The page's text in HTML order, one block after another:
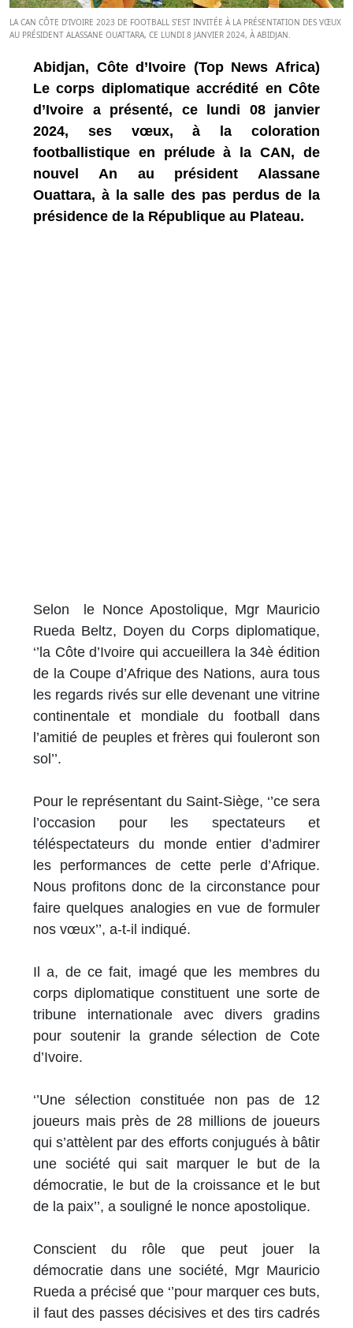
LA CAN CÔTE D’IVOIRE 2023 DE FOOTBALL S’EST INVITÉE À LA PRÉSENTATION DES VŒUX
AU PRÉSIDENT ALASSANE OUATTARA, CE LUNDI 8 JANVIER 2024, À ABIDJAN.
Abidjan, Côte d’Ivoire (Top News Africa)
Le corps diplomatique accrédité en Côte
d’Ivoire a présenté, ce lundi 08 janvier
2024, ses vœux, à la coloration
footballistique en prélude à la CAN, de
nouvel An au président Alassane
Ouattara, à la salle des pas perdus de la
présidence de la République au Plateau.
Selon le Nonce Apostolique, Mgr Mauricio
Rueda Beltz, Doyen du Corps diplomatique,
‘’la Côte d’Ivoire qui accueillera la 34è édition
de la Coupe d’Afrique des Nations, aura tous
les regards rivés sur elle devenant une vitrine
continentale et mondiale du football dans
l’amitié de peuples et frères qui fouleront son
sol’’.
Pour le représentant du Saint-Siège, ‘’ce sera
l’occasion pour les spectateurs et
téléspectateurs du monde entier d’admirer
les performances de cette perle d’Afrique.
Nous profitons donc de la circonstance pour
faire quelques analogies en vue de formuler
nos vœux’’, a-t-il indiqué.
Il a, de ce fait, imagé que les membres du
corps diplomatique constituent une sorte de
tribune internationale avec divers gradins
pour soutenir la grande sélection de Cote
d’Ivoire.
‘’Une sélection constituée non pas de 12
joueurs mais près de 28 millions de joueurs
qui s’attèlent par des efforts conjugués à bâtir
une société qui sait marquer le but de la
démocratie, le but de la croissance et le but
de la paix’’, a souligné le nonce apostolique.
Conscient du rôle que peut jouer la
démocratie dans une société, Mgr Mauricio
Rueda a précisé que ‘’pour marquer ces buts,
il faut des passes décisives et des tirs cadrés